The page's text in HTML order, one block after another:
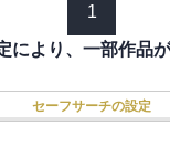
1
により、一部作品
セーフサーチの設定